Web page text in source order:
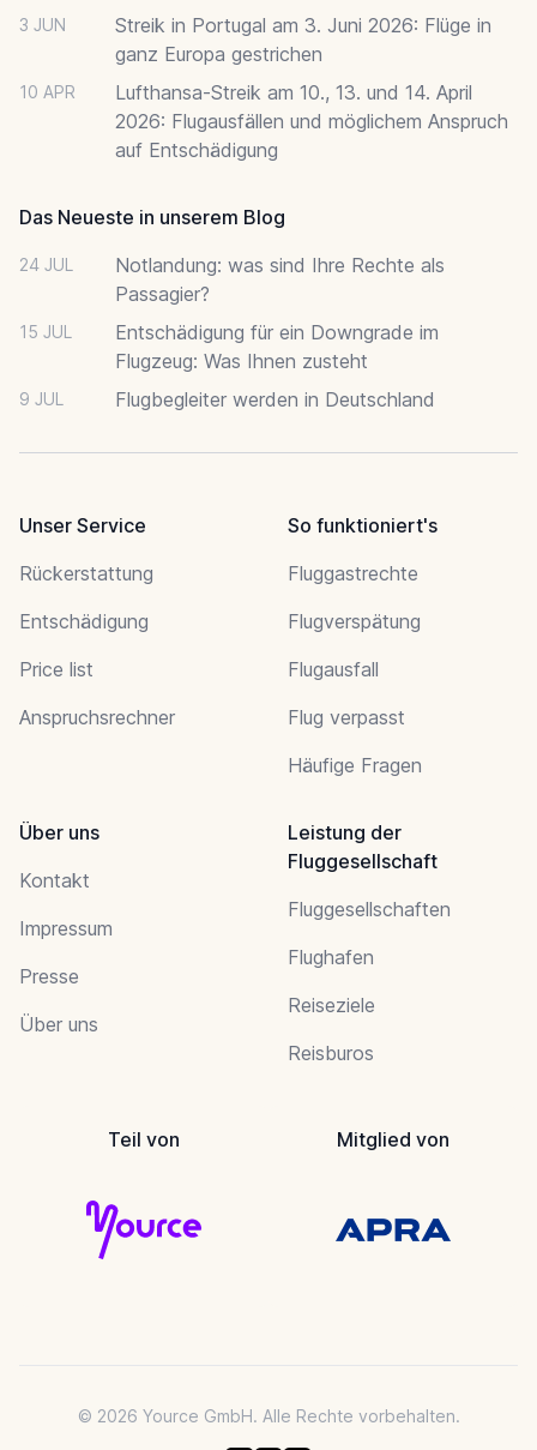
3 JUN
Streik in Portugal am 3. Juni 2026: Flüge in
ganz Europa gestrichen
10 APR
Lufthansa-Streik am 10., 13. und 14. April
2026: Flugausfällen und möglichem Anspruch
auf Entschädigung
Das Neueste in unserem Blog
24 JUL
Notlandung: was sind Ihre Rechte als
Passagier?
15 JUL
Entschädigung für ein Downgrade im
Flugzeug: Was Ihnen zusteht
9 JUL Flugbegleiter werden in Deutschland
Unser Service
Rückerstattung
Entschädigung
Price list
Anspruchsrechner
So funktioniert's
Fluggastrechte
Flugverspätung
Flugausfall
Flug verpasst
Häufige Fragen
Über uns
Kontakt
Impressum
Presse
Über uns
Leistung der
Fluggesellschaft
Fluggesellschaften
Flughafen
Reiseziele
Reisburos
Teil von Mitglied von
© 2026 Yource GmbH. Alle Rechte vorbehalten.